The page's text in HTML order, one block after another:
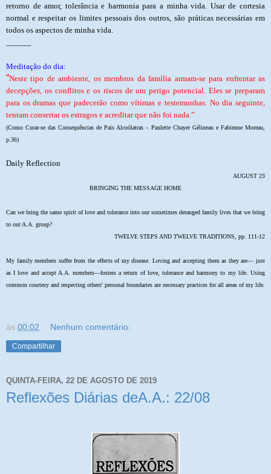
retorno de amor, tolerância e harmonia para a minha vida. Usar de cortesia
normal e respeitar os limites pessoais dos outros, são práticas necessárias em
todos os aspectos de minha vida.
Meditação do dia:
“Neste tipo de ambiente, os membros da família armam-se para enfrentar as
decepções, os conflitos e os riscos de um perigo potencial. Eles se preparam
para os dramas que padecerão como vítimas e testemunhas. No dia seguinte,
tentam consertar os estragos e acreditar que não foi nada.”
(Como Curar-se das Consequências de Pais Alcoólatras – Paulette Chayer Gélineau e Fabienne Moreau,
p.36)
Daily Reflection
AUGUST 23
BRINGING THE MESSAGE HOME
Can we bring the same spirit of love and tolerance into our sometimes deranged family lives that we bring
to our A.A. group?
TWELVE STEPS AND TWELVE TRADITIONS, pp. 111-12
My family members suffer from the effects of my disease. Loving and accepting them as they are— just
as I love and accept A.A. members—fosters a return of love, tolerance and harmony to my life. Using
common courtesy and respecting others' personal boundaries are necessary practices for all areas of my life.
às 00:02 Nenhum comentário:
Compartilhar
QUINTA-FEIRA, 22 DE AGOSTO DE 2019
Reflexões Diárias deA.A.: 22/08